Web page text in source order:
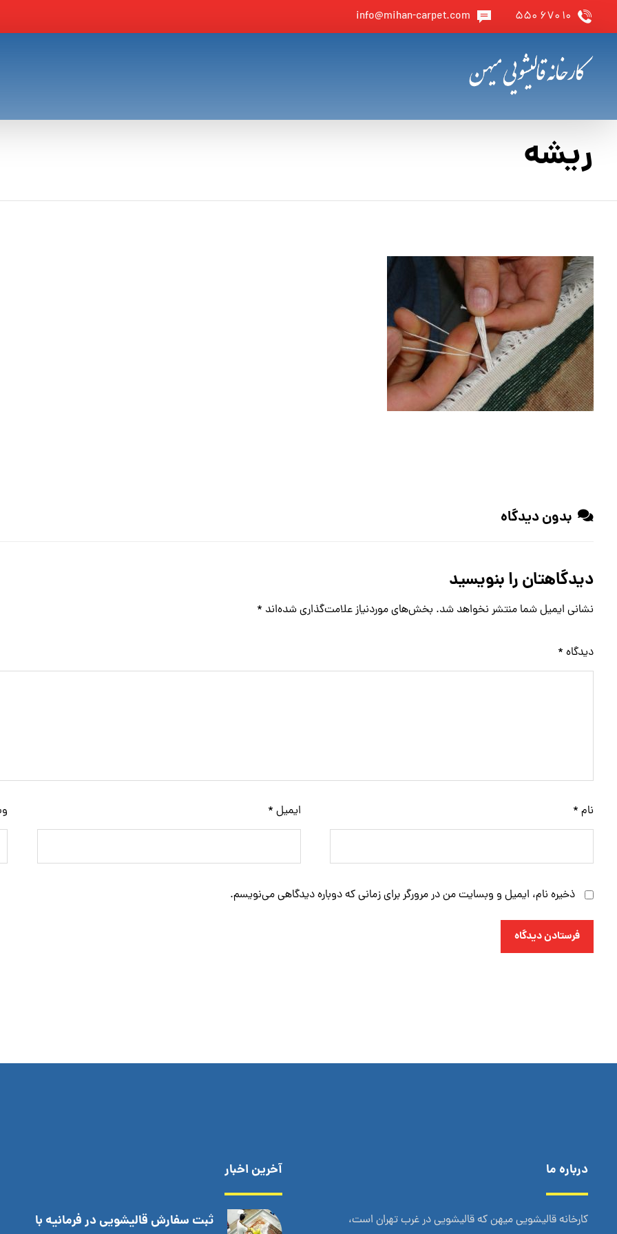
۱۰ ۶۷۰ ۵۵۰ info@mihan-carpet.com
ریشه
بدون دیدگاه
دیدگاهتان را بنویسید
نشانی ایمیل شما منتشر نخواهد شد. بخش‌های موردنیاز علامت‌گذاری شده‌اند *
دیدگاه *
نام * ایمیل *
ذخیره نام، ایمیل و وبسایت من در مرورگر برای زمانی که دوباره دیدگاهی می‌نویسم.
فرستادن دیدگاه
درباره ما
کارخانه قالیشویی میهن که قالیشویی در غرب تهران است،
آخرین اخبار
ثبت سفارش قالیشویی در فرمانیه با